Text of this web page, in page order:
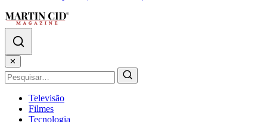
✕
Televisão
Filmes
Tecnologia